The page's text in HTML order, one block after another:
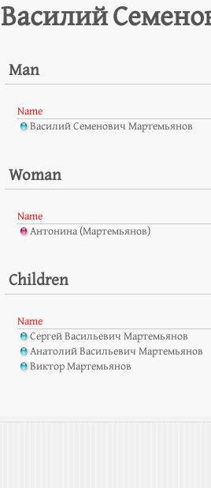
Василий
Man
Name
Василий Семенович Мартемьянов
Woman
Name
Антонина (Мартемьянов)
Children
Name
Сергей Васильевич Мартемьянов
Анатолий Васильевич Мартемьянов
Виктор Мартемьянов